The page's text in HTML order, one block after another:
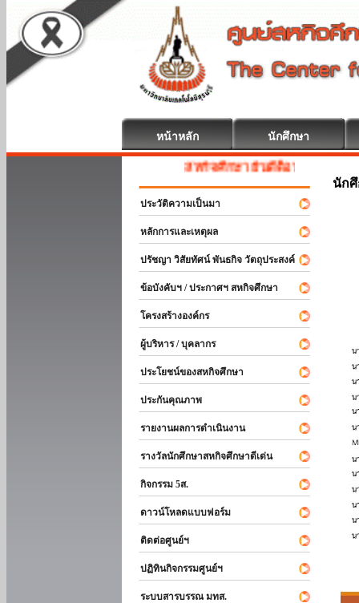
หน้าหลัก นักศึกษา
สหกิจศึกษา ยินดีต้อนรับ
ประวัติความเป็นมา
หลักการและเหตุผล
ปรัชญา วิสัยทัศน์ พันธกิจ วัตถุประสงค์
ข้อบังคับฯ / ประกาศฯ สหกิจศึกษา
โครงสร้างองค์กร
ผู้บริหาร / บุคลากร
ประโยชน์ของสหกิจศึกษา
ประกันคุณภาพ
รายงานผลการดำเนินงาน
รางวัลนักศึกษาสหกิจศึกษาดีเด่น
กิจกรรม 5ส.
ดาวน์โหลดแบบฟอร์ม
ติดต่อศูนย์ฯ
ปฏิทินกิจกรรมศูนย์ฯ
ระบบสารบรรณ มทส.
นัก